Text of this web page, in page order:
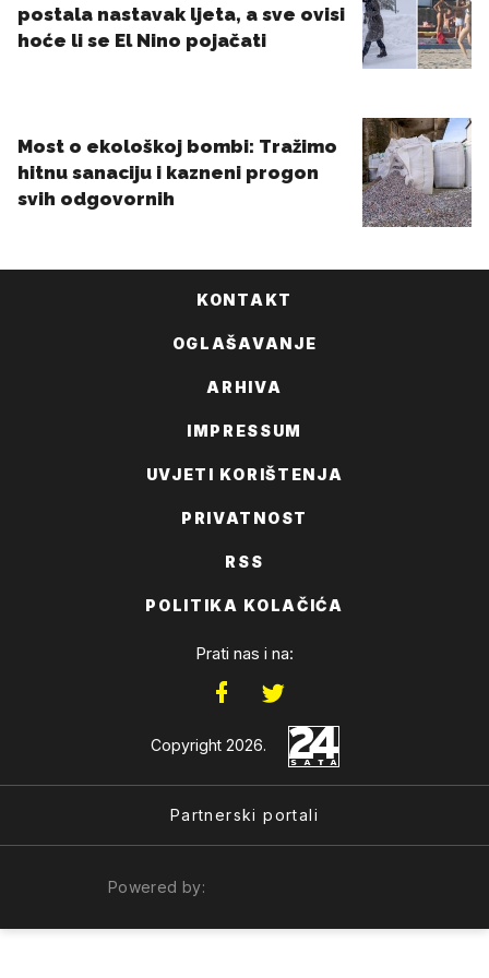
KONTAKT
OGLAŠAVANJE
ARHIVA
IMPRESSUM
UVJETI KORIŠTENJA
PRIVATNOST
RSS
POLITIKA KOLAČIĆA
Prati nas i na:
Copyright 2026.
Partnerski portali
Powered by: